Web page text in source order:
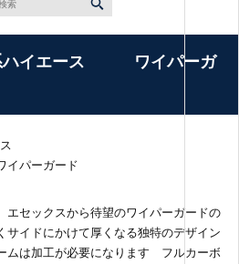
系ハイエース ワイパーガ
００系ハイエース
ード
セックスから待望のワイパーガードの
イドにかけて厚くなる独特のデザイン
は加工が必要になります フルカーボ